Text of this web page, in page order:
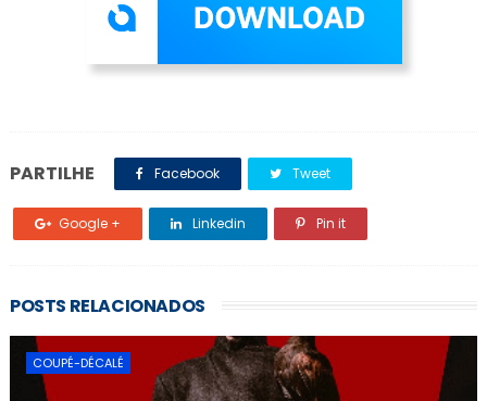
PARTILHE Facebook Tweet
Google + Linkedin Pin it
POSTS RELACIONADOS
COUPÉ-DÉCALÉ